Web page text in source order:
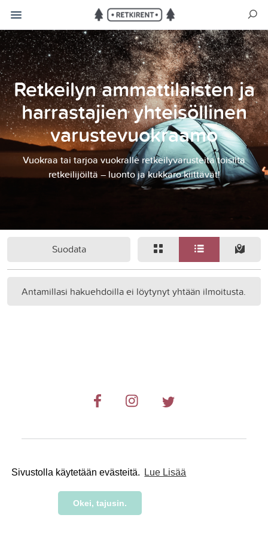
Sivustolla käytetään evästeitä. Lue Lisää
Okei, tajusin.
Retkeilyn ammattilaisten ja
harrastajien yhteisöllinen
varustevuokraamo
Vuokraa tai tarjoa vuokralle retkeilyvarusteita toisilta
retkeilijöiltä – luonto ja kukkaro kiittävät!
Suodata
Antamillasi hakuehdoilla ei löytynyt yhtään ilmoitusta.